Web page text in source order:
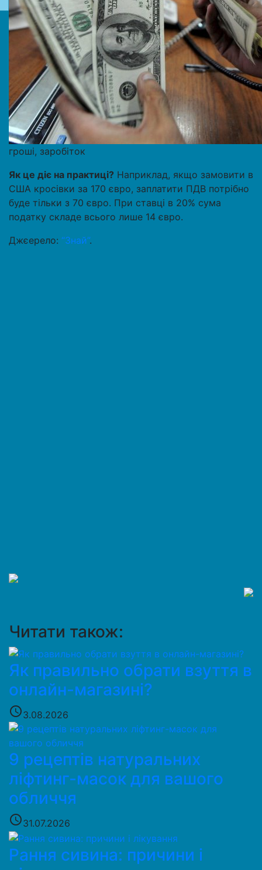
гроші, заробіток
Як це діє на практиці? Наприклад, якщо замовити в
США кросівки за 170 євро, заплатити ПДВ потрібно
буде тільки з 70 євро. При ставці в 20% сума
податку складе всього лише 14 євро.
Джєерело: “Знай”.
Читати також:
Як правильно обрати взуття в
онлайн-магазині?
access_time3.08.2026
9 рецептів натуральних
ліфтинг-масок для вашого
обличчя
access_time31.07.2026
Рання сивина: причини і